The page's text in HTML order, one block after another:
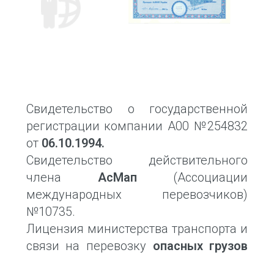
Свидетельство о государственной
регистрации компании А00 №254832
от 06.10.1994.
Свидетельство действительного
члена АсМап (Ассоциации
международных перевозчиков)
№10735.
Лицензия министерства транспорта и
связи на перевозку опасных грузов